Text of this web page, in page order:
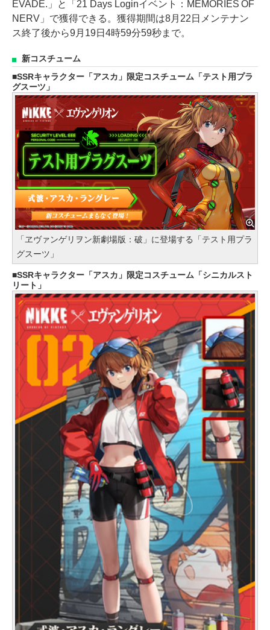
EVADE.」と「21 Days Loginイベント：MEMORIES OF
NERV」で獲得できる。獲得期間は8月22日メンテナン
ス終了後から9月19日4時59分59秒まで。
新コスチューム
SSRキャラクター「アスカ」限定コスチューム「テスト用プラ
グスーツ」
「ヱヴァンゲリヲン新劇場版：破」に登場する「テスト用プラ
グスーツ」
SSRキャラクター「アスカ」限定コスチューム「シニカルスト
リート」